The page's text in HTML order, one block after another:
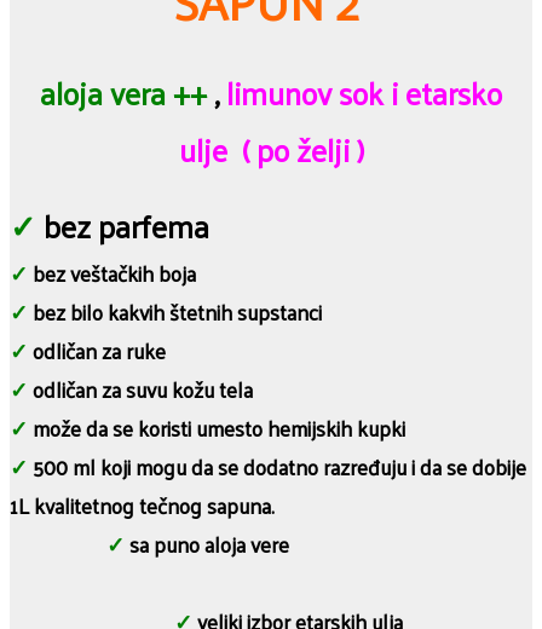
aloja vera ++,limunov sok i etarsko
ulje ( po želji )
✓ bez parfema
✓ bez veštačkih boja
✓ bez bilo kakvih štetnih supstanci
✓odličan za ruke
✓odličan za suvu kožu tela
✓ može da se koristi umesto hemijskih kupki
✓ 500 ml koji mogu da se dodatno razređuju i da se dobije
1L kvalitetnog tečnog sapuna.
✓sa puno aloja vere